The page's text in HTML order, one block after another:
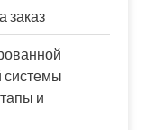
заказ
системы
и